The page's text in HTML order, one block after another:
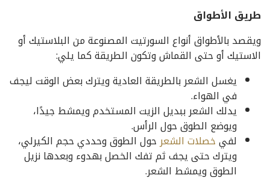
طريق الأطواق
ويقصد بالأطواق أنواع السورتيت المصنوعة من البلاستيك أو
الاستيك أو حتى القماش وتكون الطريقة كما يلي:
يغسل الشعر بالطريقة العادية ويترك بعض الوقت ليجف
في الهواء.
يدلك الشعر ببديل الزيت المستخدم ويمشط جيدًا،
ويوضع الطوق حول الرأس.
لفيخصلات الشعرحول الطوق وحددي حجم الكيرلي،
ويترك حتى يجف ثم تفك الخصل بهدوء وبعدها نزيل
الطوق ويمشط الشعر.